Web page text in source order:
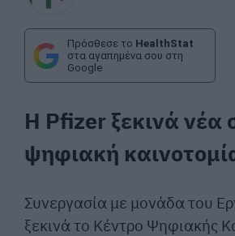
Πρόσθεσε το HealthStat
στα αγαπημένα σου στη
Google
Η Pfizer ξεκινά νέα
ψηφιακή
Συνεργασία με μονάδα του
ξεκινά το Κέντρο Ψηφιακής